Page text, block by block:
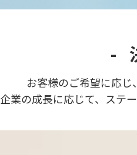
-
お客様のご希望に応じ
企業の成長に応じて、ステ